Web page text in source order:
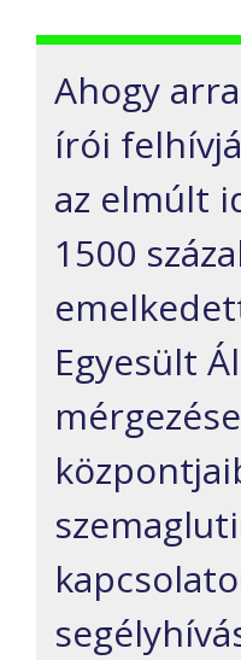
Ahogy
írói
az elmúlt
1500
Egyesült